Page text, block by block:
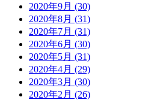
2020年9月 (30)
2020年8月 (31)
2020年7月 (31)
2020年6月 (30)
2020年5月 (31)
2020年4月 (29)
2020年3月 (30)
2020年2月 (26)